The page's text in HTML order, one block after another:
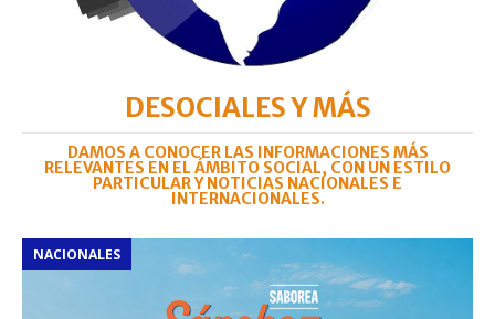
DESOCIALES Y MÁS
DAMOS A CONOCER LAS INFORMACIONES MÁS
RELEVANTES EN EL ÁMBITO SOCIAL, CON UN ESTILO
PARTICULAR Y NOTICIAS NACIONALES E
INTERNACIONALES.
NACIONALES